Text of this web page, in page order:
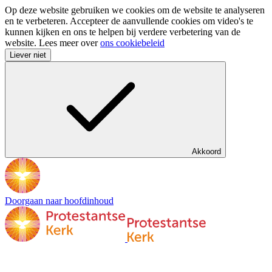
Op deze website gebruiken we cookies om de website te analyseren
en te verbeteren. Accepteer de aanvullende cookies om video's te
kunnen kijken en ons te helpen bij verdere verbetering van de
website. Lees meer overons cookiebeleid
Liever niet
Akkoord
Doorgaan naar hoofdinhoud